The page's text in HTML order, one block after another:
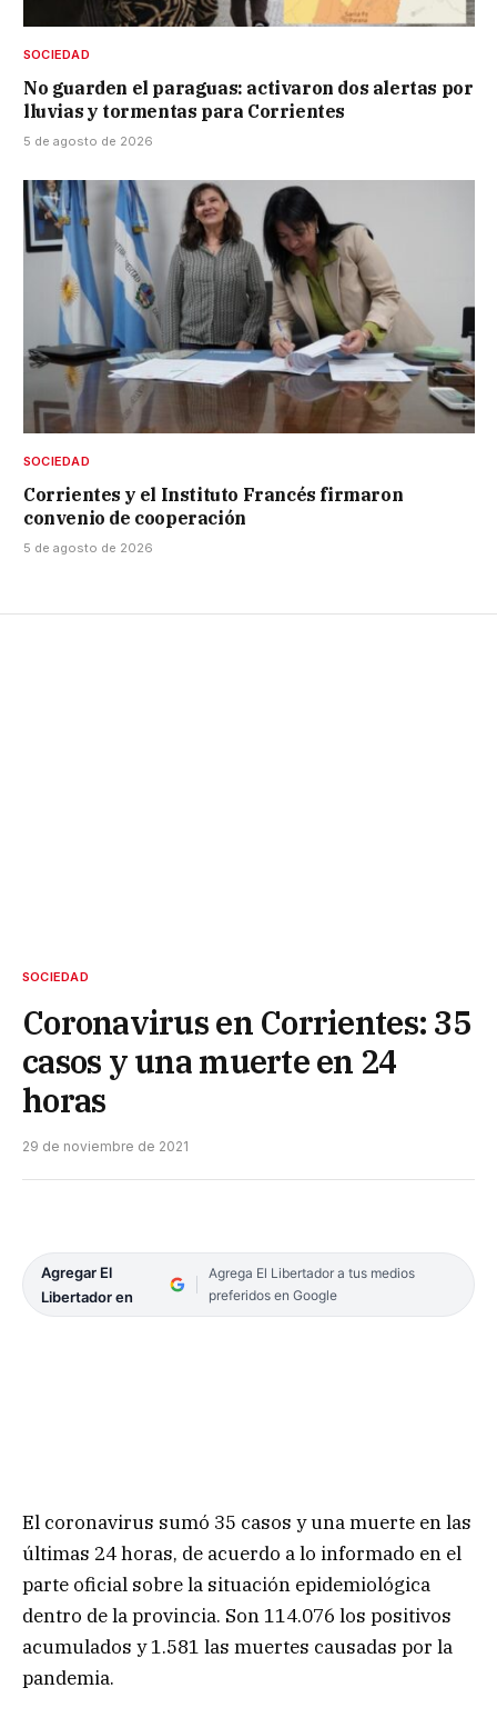
SOCIEDAD
No guarden el paraguas: activaron dos alertas por
lluvias y tormentas para Corrientes
5 de agosto de 2026
SOCIEDAD
Corrientes y el Instituto Francés firmaron
convenio de cooperación
5 de agosto de 2026
SOCIEDAD
Coronavirus en Corrientes: 35
casos y una muerte en 24
horas
29 de noviembre de 2021
Agregar El
Libertador en
Agrega El Libertador a tus medios
preferidos en Google
El coronavirus sumó 35 casos y una muerte en las
últimas 24 horas, de acuerdo a lo informado en el
parte oficial sobre la situación epidemiológica
dentro de la provincia. Son 114.076 los positivos
acumulados y 1.581 las muertes causadas por la
pandemia.